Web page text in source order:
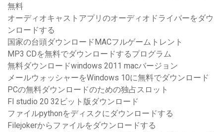
無料
オーディオキャストアプリのオーディオドライバーをダウ
ンロードする
国家の台頭ダウンロードMACフルゲームトレント
MP3 CDを無料でダウンロードするプログラム
無料ダウンロードwindows 2011 macバージョン
メールウォッシャーをWindows 10に無料でダウンロード
PCの無料ダウンロードのための独占スロット
Fl studio 20 32ビット版ダウンロード
ファイルpythonをディスクにダウンロードする
Filejokerからファイルをダウンロードする